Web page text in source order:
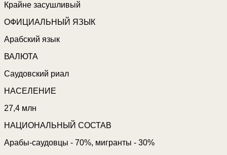
Крайне засушливый
ОФИЦИАЛЬНЫЙ ЯЗЫК
Арабский язык
ВАЛЮТА
Саудовский риал
НАСЕЛЕНИЕ
27,4 млн
НАЦИОНАЛЬНЫЙ СОСТАВ
Арабы-саудовцы - 70%, мигранты - 30%